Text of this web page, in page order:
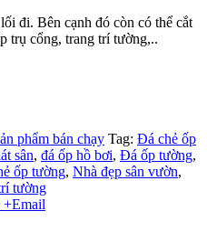
đi. Bên cạnh đó còn có thể cắt
trụ cổng, trang trí tường,..
phẩm bán chạy Tag: Đá chẻ ốp
sân, đá ốp hồ bơi, Đá ốp tường,
ốp tường, Nhà đẹp sân vườn,
tường
+Email